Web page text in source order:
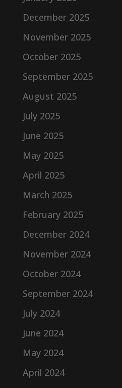
December 2025
November 2025
October 2025
September 2025
August 2025
July 2025
June 2025
May 2025
April 2025
March 2025
February 2025
December 2024
November 2024
October 2024
September 2024
July 2024
June 2024
May 2024
April 2024